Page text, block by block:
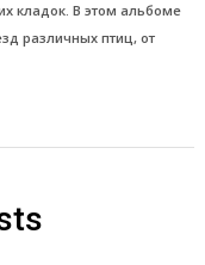
кладок. В этом альбоме
различных птиц, от